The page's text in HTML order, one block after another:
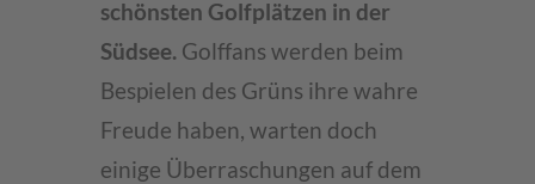
schönsten Golfplätzen in der
Südsee. Golffans werden beim
Bespielen des Grüns ihre wahre
Freude haben, warten doch
einige Überraschungen auf dem